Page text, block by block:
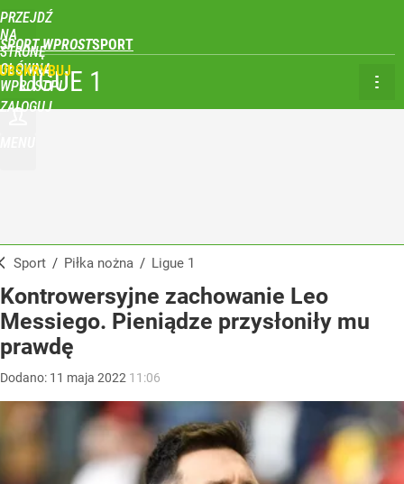
PRZEJDŹ
NA
STRONĘ
GŁÓWNĄ
WPROST.PL
SPORT WPROST
ZALOGUJ
LIGUE 1
Sport / Piłka nożna / Ligue 1
Kontrowersyjne zachowanie Leo
Messiego. Pieniądze przysłoniły mu
prawdę
Dodano: 11 maja 2022 11:06